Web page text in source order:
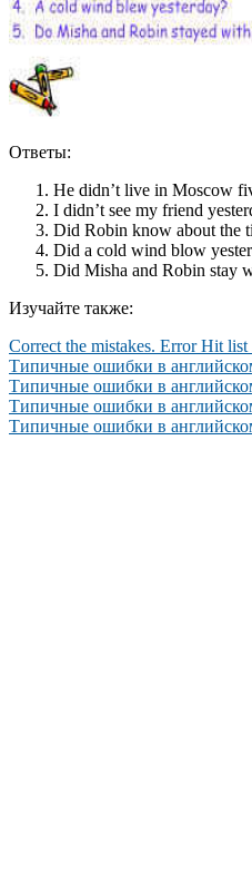
Ответы:
He didn’t live in Moscow
I didn’t see my friend
Did Robin know about the
Did a cold wind blow
Did Misha and Robin stay
Изучайте также:
Correct the mistakes. Error Hit list
Типичные ошибки в
Типичные ошибки в
Типичные ошибки в
Типичные ошибки в